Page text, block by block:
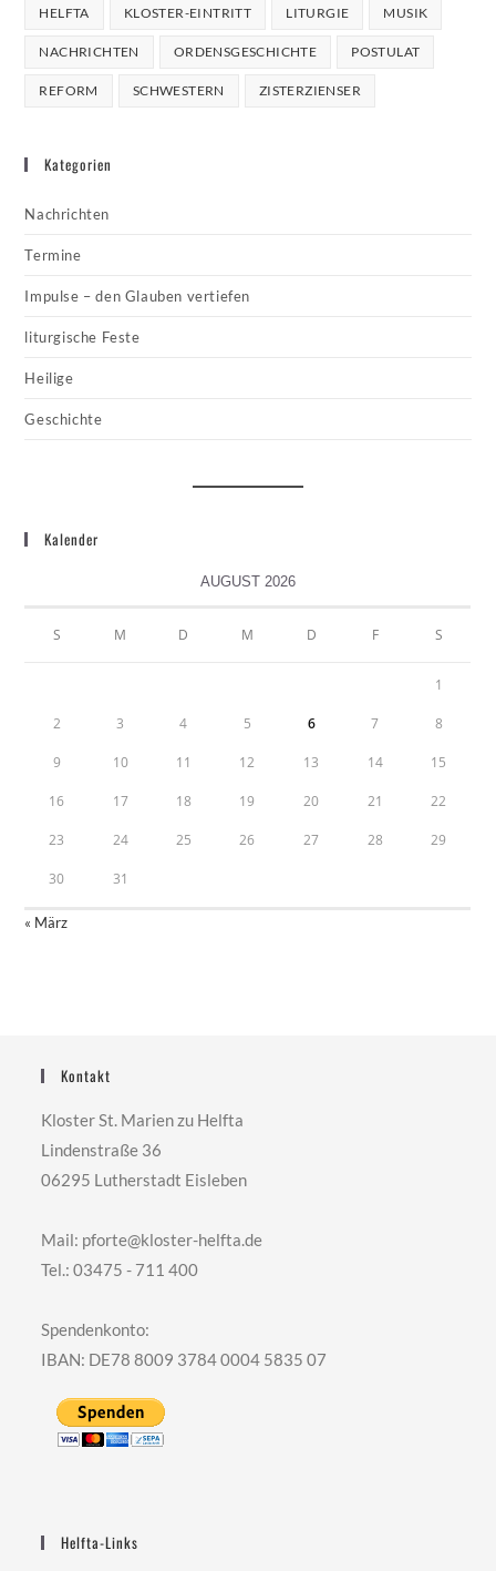
HELFTA KLOSTER-EINTRITT LITURGIE MUSIK
NACHRICHTEN ORDENSGESCHICHTE POSTULAT
REFORM SCHWESTERN ZISTERZIENSER
Kategorien
Nachrichten
Termine
Impulse – den Glauben vertiefen
liturgische Feste
Heilige
Geschichte
Kalender
AUGUST 2026
S M D M D F S
1
2 3 4 5 6 7 8
9 10 11 12 13 14 15
16 17 18 19 20 21 22
23 24 25 26 27 28 29
30 31
« März
Kontakt
Kloster St. Marien zu Helfta
Lindenstraße 36
06295 Lutherstadt Eisleben
Mail: pforte@kloster-helfta.de
Tel.: 03475 - 711 400
Spendenkonto:
IBAN: DE78 8009 3784 0004 5835 07
Helfta-Links